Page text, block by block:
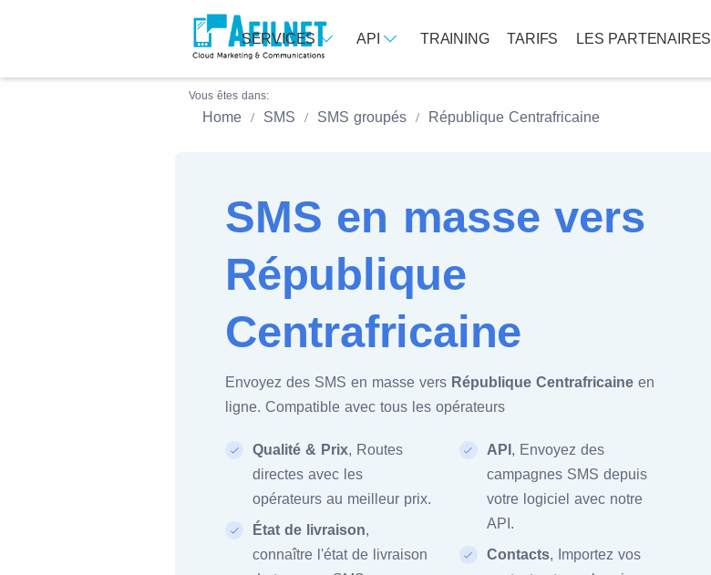
SERVICES API TRAINING TARIFS LES PARTENAIRES
Vous êtes dans:
Home SMS SMS groupés République Centrafricaine
SMS en masse vers
République
Centrafricaine
Envoyez des SMS en masse vers République Centrafricaine en
ligne. Compatible avec tous les opérateurs
Qualité & Prix, Routes
directes avec les
opérateurs au meilleur prix.
État de livraison,
connaître l'état de livraison
API , Envoyez des
campagnes SMS depuis
votre logiciel avec notre
API.
Contacts, Importez vos